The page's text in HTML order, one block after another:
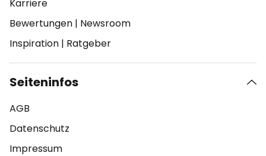
Karriere
Bewertungen | Newsroom
Inspiration | Ratgeber
Seiteninfos
AGB
Datenschutz
Impressum